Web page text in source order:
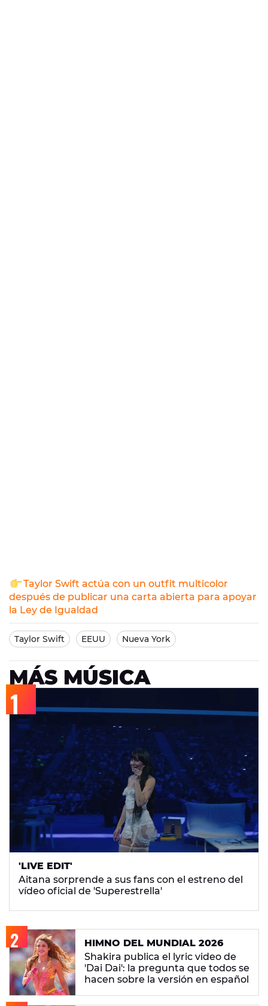
Taylor Swift actúa con un outfit multicolor
después de publicar una carta abierta para apoyar
la Ley de Igualdad
Taylor Swift EEUU Nueva York
MÁS MÚSICA
'LIVE EDIT'
Aitana sorprende a sus fans con el estreno del
vídeo oficial de 'Superestrella'
HIMNO DEL MUNDIAL 2026
Shakira publica el lyric video de
'Dai Dai': la pregunta que todos se
hacen sobre la versión en español